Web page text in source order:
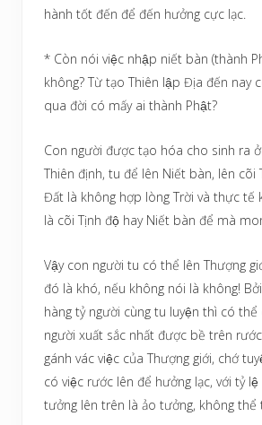
hành tốt đến để đến hưởng cực lạc.
* Còn nói việc nhập niết bàn (thành
không? Từ tạo Thiên lập Địa đến nay
qua đời có mấy ai thành Phật?
Con người được tạo hóa cho sinh ra
Thiên định, tu để lên Niết bàn, lên cõi
Đất là không hợp lòng Trời và thực tế
là cõi Tịnh độ hay Niết bàn để mà
Vậy con người tu có thể lên Thượng
đó là khó, nếu không nói là không!
hàng tỷ người cùng tu luyện thì có thể
người xuất sắc nhất được bề trên
gánh vác việc của Thượng giới, chớ
có việc rước lên để hưởng lạc, với tỷ
tưởng lên trên là ảo tưởng, không thể